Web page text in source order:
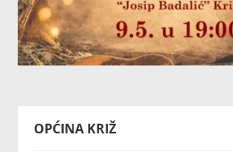
OPĆINA KRIŽ